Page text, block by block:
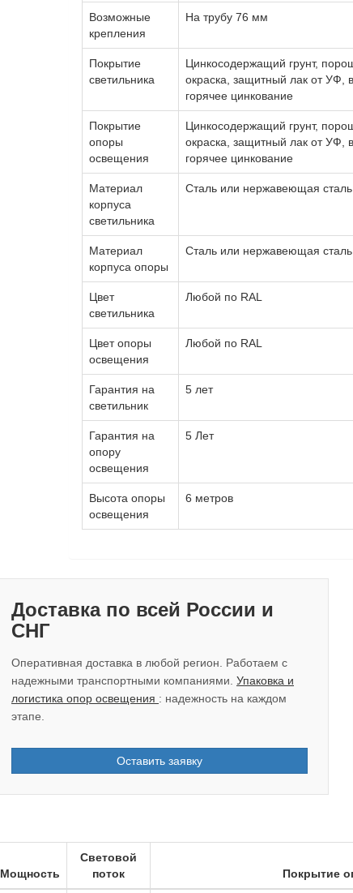
Возможные
крепления
На трубу 76 мм
Покрытие
светильника
Цинкосодержащий грунт,
окраска, защитный лак от УФ,
горячее цинкование
Покрытие
опоры
освещения
Цинкосодержащий грунт,
окраска, защитный лак от УФ,
горячее цинкование
Материал
корпуса
светильника
Сталь или нержавеющая сталь
Материал
корпуса опоры
Сталь или нержавеющая сталь
Цвет
светильника
Любой по RAL
Цвет опоры
освещения
Любой по RAL
Гарантия на
светильник
5 лет
Гарантия на
опору
освещения
5 Лет
Высота опоры
освещения
6 метров
Доставка по всей России и
СНГ
Оперативная доставка в любой регион. Работаем с
надежными транспортными компаниями. Упаковка и
логистика опор освещения : надежность на каждом
этапе.
Оставить заявку
Мощность
Световой
поток
Покрытие